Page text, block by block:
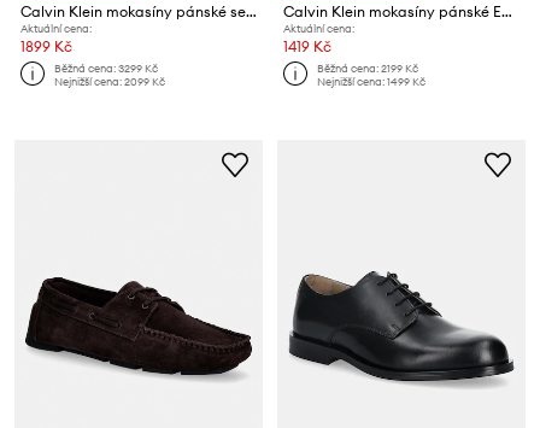
Calvin Klein mokasíny pánské semišové LOW PROF LOAFER SU
Aktuální cena:
1899 Kč
Běžná cena:3299 Kč
Nejnižší cena:2099 Kč
Calvin Klein mokasíny pánské ESPADRILLE AOP CV
Aktuální cena:
1419 Kč
Běžná cena:2199 Kč
Nejnižší cena:1499 Kč